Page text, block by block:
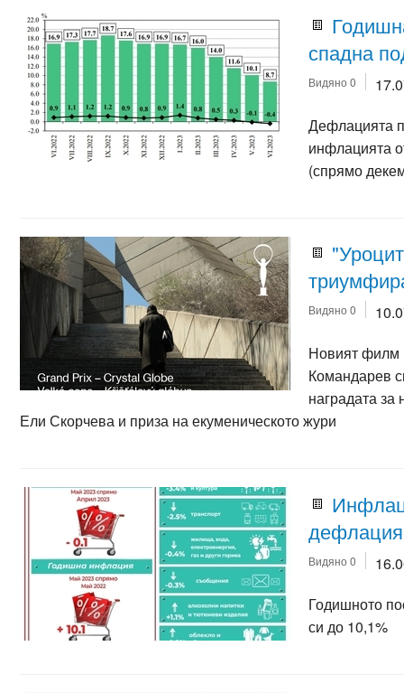
спадна
Видяно 0
Дефлацията
инфлацията
(спрямо
Видяно 0
Новият
Командарев
наградата
Ели Скорчева и приза на екуменическото жури
дефлация
Видяно 0
Годишното
си до 10,1%